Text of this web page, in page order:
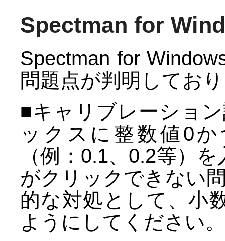
Spectman for
Spectman for
問題点が判明してお
■キャリブレーショ
ックスに整数値0
（例：0.1、0.2等）
がクリックできない
的な対処として、小
ようにしてください。